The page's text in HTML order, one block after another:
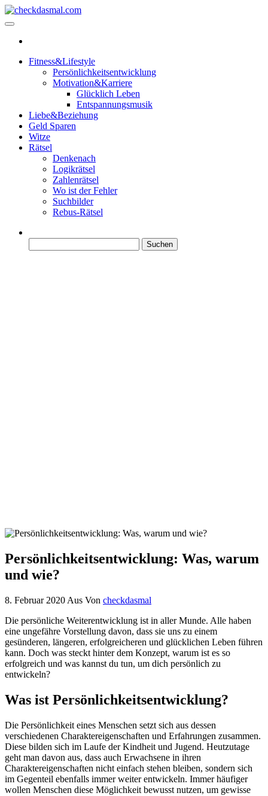
Zum
Inhalt
Fitness&Lifestyle
Persönlichkeitsentwicklung
Motivation&Karriere
Glücklich Leben
Entspannungsmusik
Liebe&Beziehung
Geld Sparen
Witze
Rätsel
Denkenach
Logikrätsel
Zahlenrätsel
Wo ist der Fehler
Suchbilder
Rebus-Rätsel
nach:
Persönlichkeitsentwicklung: Was, warum
und wie?
8. Februar 2020 Aus Von checkdasmal
Die persönliche Weiterentwicklung ist in aller Munde. Alle haben
eine ungefähre Vorstellung davon, dass sie uns zu einem
gesünderen, längeren, erfolgreicheren und glücklichen Leben führen
kann. Doch was steckt hinter dem Konzept, warum ist es so
erfolgreich und was kannst du tun, um dich persönlich zu
entwickeln?
Was ist Persönlichkeitsentwicklung?
Die Persönlichkeit eines Menschen setzt sich aus dessen
verschiedenen Charaktereigenschaften und Erfahrungen zusammen.
Diese bilden sich im Laufe der Kindheit und Jugend. Heutzutage
geht man davon aus, dass auch Erwachsene in ihren
Charaktereigenschaften nicht einfach stehen bleiben, sondern sich
im Gegenteil ebenfalls immer weiter entwickeln. Immer häufiger
wollen Menschen diese Möglichkeit bewusst nutzen, um gewisse